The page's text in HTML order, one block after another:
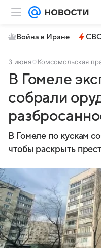
Война в Иране
3 июня Комсомольская
В Гомеле
собрали
В Гомеле по кускам
чтобы раскрыть